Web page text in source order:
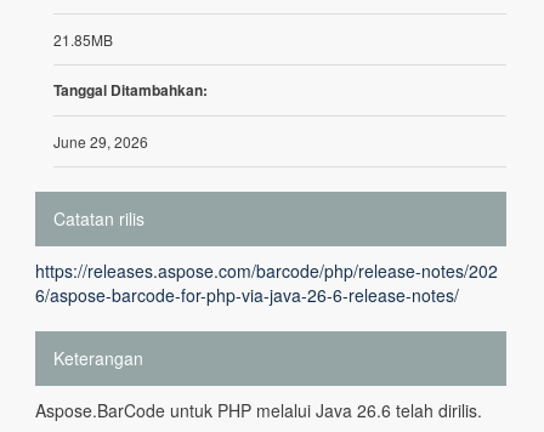
21.85MB
Tanggal Ditambahkan:
June 29, 2026
Catatan rilis
https://releases.aspose.com/barcode/php/release-notes/202
6/aspose-barcode-for-php-via-java-26-6-release-notes/
Keterangan
Aspose.BarCode untuk PHP melalui Java 26.6 telah dirilis.